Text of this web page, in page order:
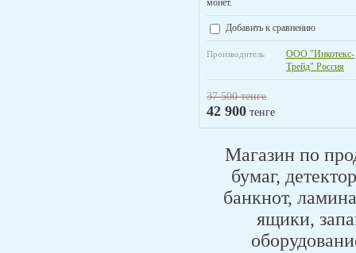
монет.
Добавить к сравнению
Производитель
ООО "Инкотекс-
Трейд" Россия
37 500тенге
42 900 тенге
Магазин по
бумаг,
банкнот,
ящики,